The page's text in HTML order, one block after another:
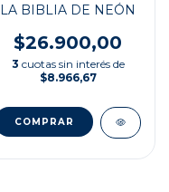
LA BIBLIA DE NEÓN
$26.900,00
3 cuotas sin interés de
$8.966,67